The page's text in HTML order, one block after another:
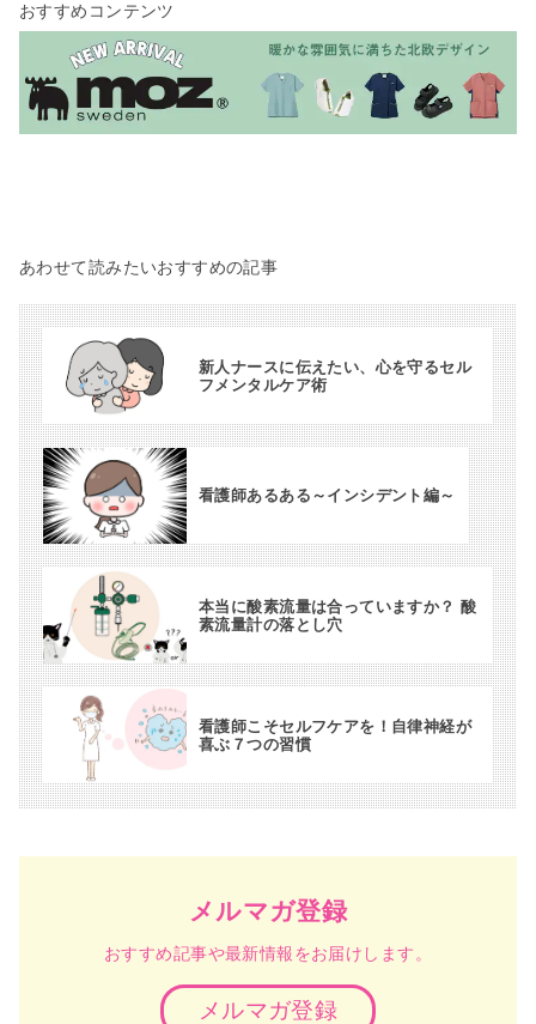
おすすめコンテンツ
あわせて読みたいおすすめの記事
新人ナースに伝えたい、心を守るセル
フメンタルケア術
看護師あるある～インシデント編～
本当に酸素流量は合っていますか？ 酸
素流量計の落とし穴
看護師こそセルフケアを！自律神経が
喜ぶ７つの習慣
メルマガ登録
おすすめ記事や最新情報をお届けします。
メルマガ登録